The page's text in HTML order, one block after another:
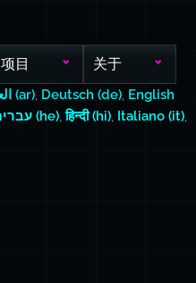
项目 关于
العربية (ar), Deutsch (de), English
עברית (he),हिन्दी (hi), Italiano (it),